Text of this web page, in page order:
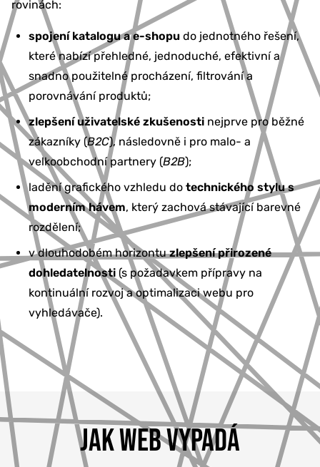
rovinách:
spojení katalogu a e-shopu do jednotného řešení,
které nabízí přehledné, jednoduché, efektivní a
snadno použitelné procházení, filtrování a
porovnávání produktů;
zlepšení uživatelské zkušenosti nejprve pro běžné
zákazníky (B2C), následovně i pro malo- a
velkoobchodní partnery (B2B);
ladění grafického vzhledu do technického stylu s
moderním hávem, který zachová stávající barevné
rozdělení;
v dlouhodobém horizontuzlepšení přirozené
dohledatelnosti (s požadavkem přípravy na
kontinuální rozvoj a optimalizaci webu pro
vyhledávače).
JAK WEB VYPADÁ